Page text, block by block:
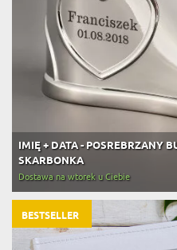
IMIĘ + DATA - POSREBRZANY
SKARBONKA
Dostawa na wtorek u Ciebie
BESTSELLER